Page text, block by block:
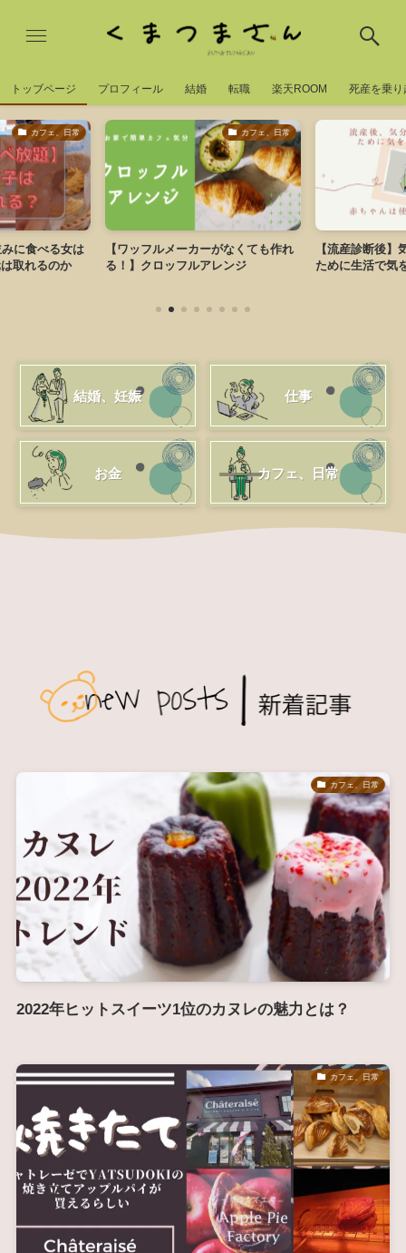
トッブページ プロフィール 結婚 転職 楽天ROOM 死産を乗り
カフェ、日常
に食べる女は
取れるのか
カフェ、日常
【ワッフルメーカーがなくても作れ
る！】クロッフルアレンジ
【流産診断後】
ために生活で気
結婚、妊娠 仕事
お金 カフェ、日常
カフェ、日常
2022年ヒットスイーツ1位のカヌレの魅力とは？
カフェ、日常